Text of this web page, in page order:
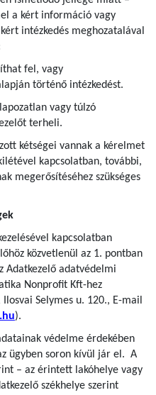
a kért információ vagy
intézkedés meghozatalával
fel, vagy
történő intézkedést.
vagy túlzó
terheli.
kétségei vannak a kérelmet
kapcsolatban, további,
megerősítéséhez szükséges
kapcsolatban
közvetlenül az 1. pontban
Adatkezelő adatvédelmi
Nonprofit Kft-hez
Selymes u. 120., E-mail
).
védelme érdekében
ügyben soron kívül jár el. A
– az érintett lakóhelye vagy
székhelye szerint